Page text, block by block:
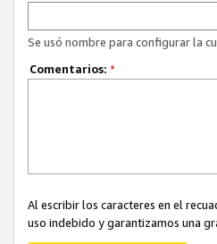
Se usó nombre para configurar la
Comentarios: *
Al escribir los caracteres en el
uso indebido y garantizamos una